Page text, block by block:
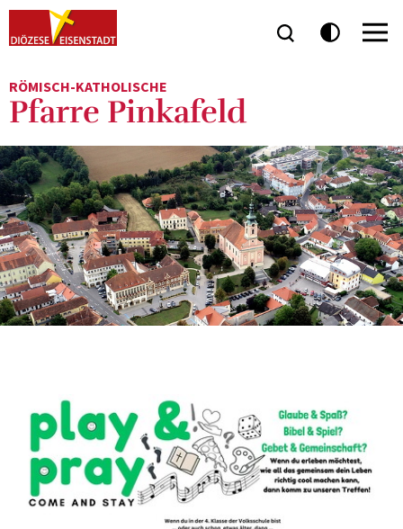
RÖMISCH-KATHOLISCHE
Pfarre Pinkafeld